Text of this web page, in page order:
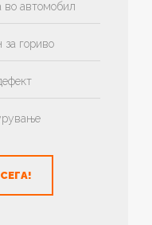
во автомобил
гориво